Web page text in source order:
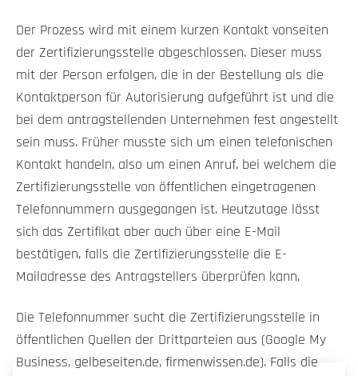
Der Prozess wird mit einem kurzen Kontakt vonseiten
der Zertifizierungsstelle abgeschlossen. Dieser muss
mit der Person erfolgen, die in der Bestellung als die
Kontaktperson für Autorisierung aufgeführt ist und die
bei dem antragstellenden Unternehmen fest angestellt
sein muss. Früher musste sich um einen telefonischen
Kontakt handeln, also um einen Anruf, bei welchem die
Zertifizierungsstelle von öffentlichen eingetragenen
Telefonnummern ausgegangen ist. Heutzutage lässt
sich das Zertifikat aber auch über eine E-Mail
bestätigen, falls die Zertifizierungsstelle die E-
Mailadresse des Antragstellers überprüfen kann.
Die Telefonnummer sucht die Zertifizierungsstelle in
öffentlichen Quellen der Drittparteien aus (Google My
Business, gelbeseiten.de, firmenwissen.de). Falls die